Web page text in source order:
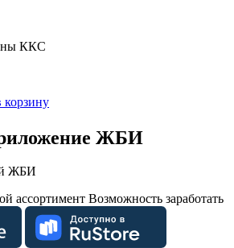
ККС
корзину
ЖБИ
ЖБИ
ассортимент Возможность заработать